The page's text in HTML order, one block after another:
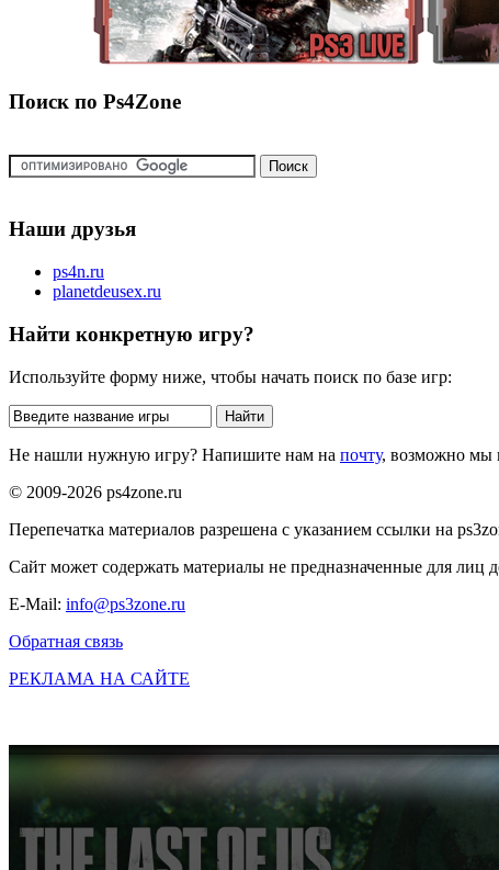
Поиск по Ps4Zone
Наши друзья
ps4n.ru
planetdeusex.ru
Найти конкретную игру?
Используйте форму ниже, чтобы начать поиск по базе игр:
Не нашли нужную игру? Напишите нам на почту, возможно мы
© 2009-2026 ps4zone.ru
Перепечатка материалов разрешена с указанием ссылки на
Сайт может содержать материалы не предназначенные для лиц
E-Mail: info@ps3zone.ru
Обратная связь
РЕКЛАМА НА САЙТЕ